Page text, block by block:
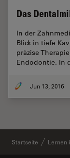
Das
In der
Blick in tiefe
präzise
Endodontie. In
Jun 13, 2016
Startseite Lernen